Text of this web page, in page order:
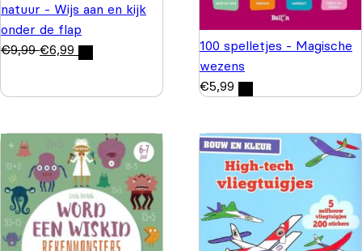
natuur - Wijs aan en kijk
onder de flap
€9,99 €6,99
100 spelletjes - Magische
wezens
€5,99